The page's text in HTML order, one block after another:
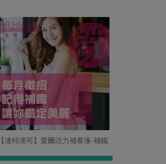
【達特漢司】愛爾活力補養液-補鐵